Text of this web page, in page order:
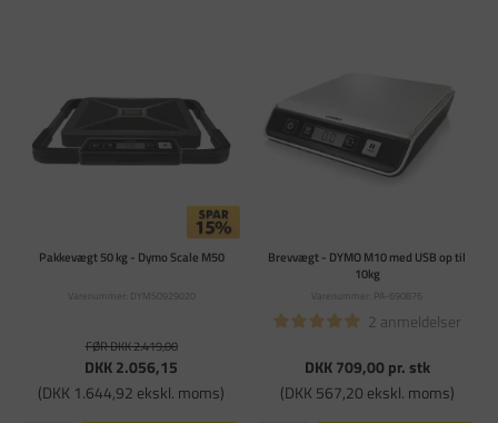
Pakkevægt 50 kg - Dymo Scale M50
Varenummer: DYMS0929020
FØR DKK 2.419,00
DKK 2.056,15
(DKK 1.644,92 ekskl. moms)
Brevvægt - DYMO M10 med USB op til
10kg
Varenummer: PA-690876
2 anmeldelser
DKK 709,00pr. stk
(DKK 567,20 ekskl. moms)